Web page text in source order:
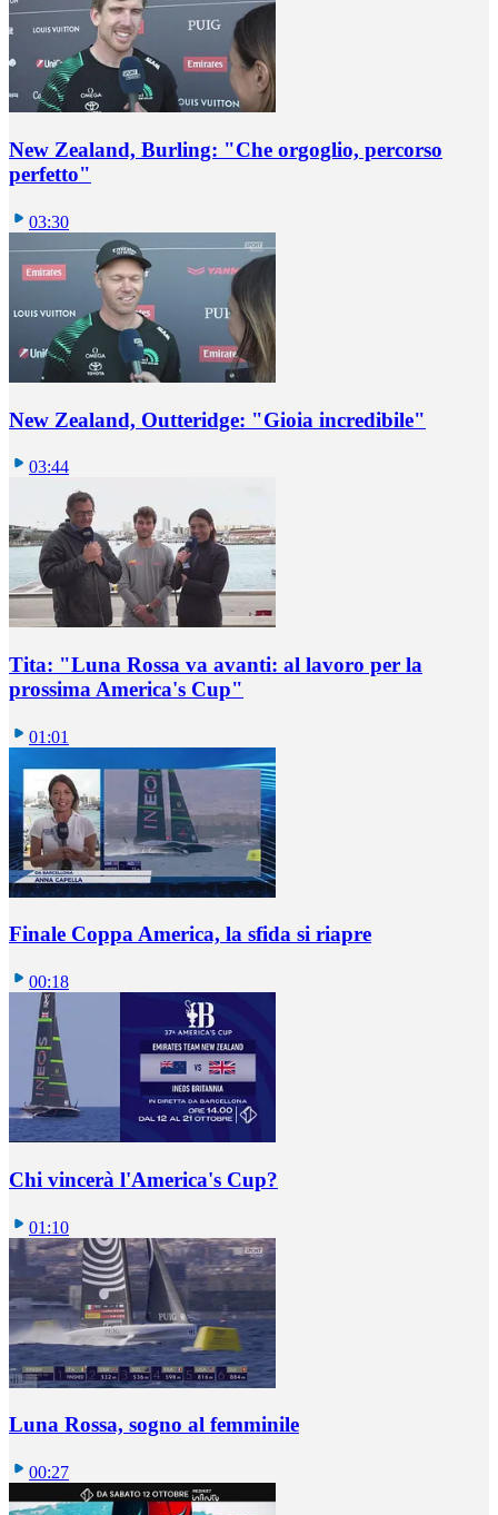
New Zealand, Burling: "Che orgoglio, percorso
perfetto"
03:30
New Zealand, Outteridge: "Gioia incredibile"
03:44
Tita: "Luna Rossa va avanti: al lavoro per la
prossima America's Cup"
01:01
Finale Coppa America, la sfida si riapre
00:18
Chi vincerà l'America's Cup?
01:10
Luna Rossa, sogno al femminile
00:27